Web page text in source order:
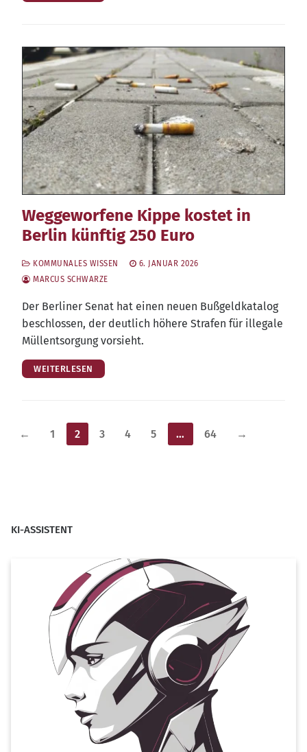
Weggeworfene Kippe kostet in
Berlin künftig 250 Euro
KOMMUNALES WISSEN
6. JANUAR 2026
MARCUS SCHWARZE
Der Ber­li­ner Senat hat einen neu­en Buß­geld­ka­ta­log
beschlos­sen, der deut­lich höhe­re Stra­fen für ille­ga­le
Müll­ent­sor­gung vorsieht.
WEITERLESEN
Seitennummerierung
← 1 2 3 4 5 … 64 →
KI-ASSISTENT